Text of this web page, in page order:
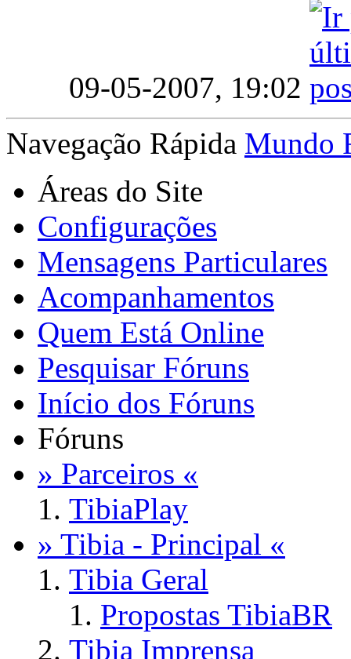
09-05-2007, 19:02
Navegação Rápida Mundo
Áreas do Site
Configurações
Mensagens Particulares
Acompanhamentos
Quem Está Online
Pesquisar Fóruns
Início dos Fóruns
Fóruns
» Parceiros «
TibiaPlay
» Tibia - Principal «
Tibia Geral
Propostas TibiaBR
Tibia Imprensa